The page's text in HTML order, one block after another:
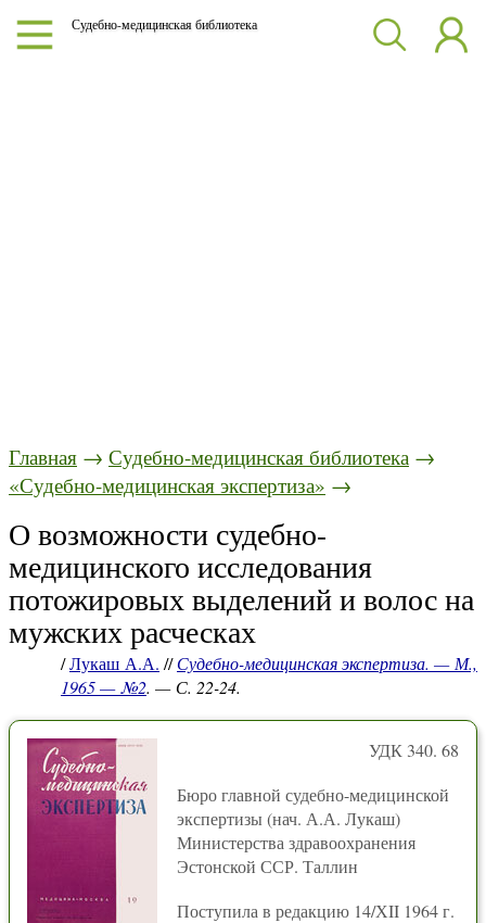
Судебно-медицинская библиотека
Главная → Судебно-медицинская библиотека →
«Судебно-медицинская экспертиза» →
О возможности судебно-
медицинского исследования
потожировых выделений и волос на
мужских расческах
/Лукаш А.А. //Судебно-медицинская экспертиза. — М.,
1965 — №2. — С. 22-24.
УДК 340. 68
Бюро главной судебно-медицинской
экспертизы (нач. А.А. Лукаш)
Министерства здравоохранения
Эстонской ССР. Таллин
Поступила в редакцию 14/ХII 1964 г.